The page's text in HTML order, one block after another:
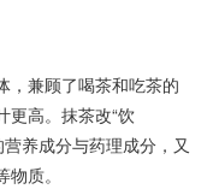
，兼顾了喝茶和吃茶的
更高。抹茶改“饮
养成分与药理成分，又
质。